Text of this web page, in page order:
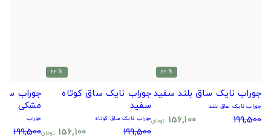
% 22
جوراب نایک ساق بلند سفید
جوراب نایک ساق بلند
199,500
156,100 تومان
% 22
جوراب نایک ساق کوتاه
سفید
جوراب نایک ساق کوتاه
199,500
156,100 تومان
جوراب
مشکی
جوراب
199,500